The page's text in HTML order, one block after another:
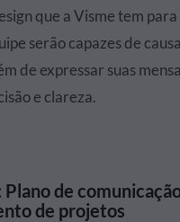
que a Visme tem
serão capazes de
de expressar suas
e clareza.
de
de projetos